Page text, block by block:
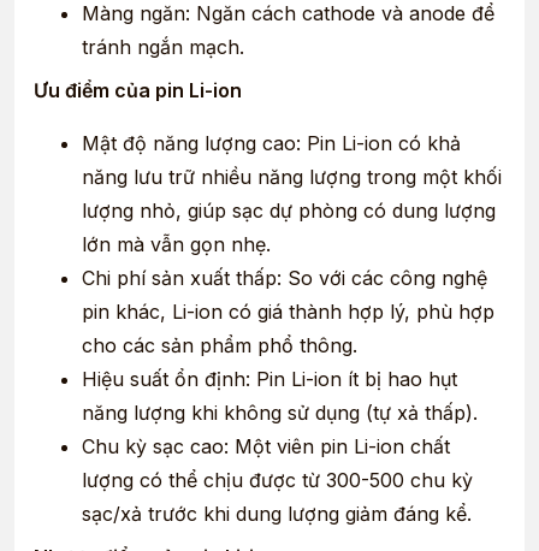
Màng ngăn: Ngăn cách cathode và anode để
tránh ngắn mạch.
Ưu điểm của pin Li-ion
Mật độ năng lượng cao: Pin Li-ion có khả
năng lưu trữ nhiều năng lượng trong một khối
lượng nhỏ, giúp sạc dự phòng có dung lượng
lớn mà vẫn gọn nhẹ.
Chi phí sản xuất thấp: So với các công nghệ
pin khác, Li-ion có giá thành hợp lý, phù hợp
cho các sản phẩm phổ thông.
Hiệu suất ổn định: Pin Li-ion ít bị hao hụt
năng lượng khi không sử dụng (tự xả thấp).
Chu kỳ sạc cao: Một viên pin Li-ion chất
lượng có thể chịu được từ 300-500 chu kỳ
sạc/xả trước khi dung lượng giảm đáng kể.